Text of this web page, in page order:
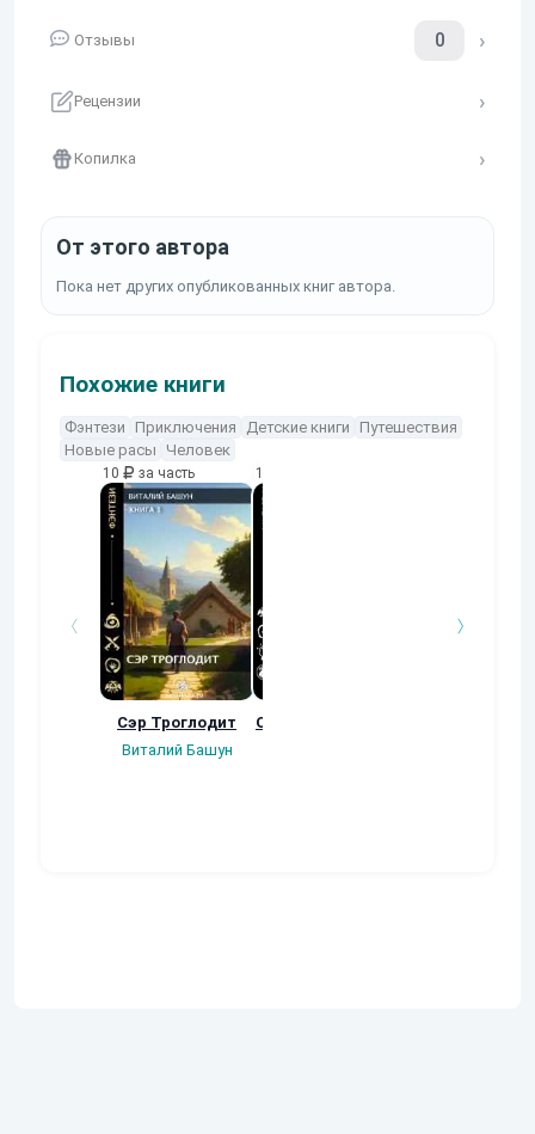
Отзывы 0
Рецензии
Копилка
От этого автора
Пока нет других опубликованных книг автора.
Похожие книги
Фэнтези Приключения Детские книги
Путешествия
Новые расы
Человек
10 за часть
Сэр Троглодит
Виталий Башун
10
Осколки прошлого